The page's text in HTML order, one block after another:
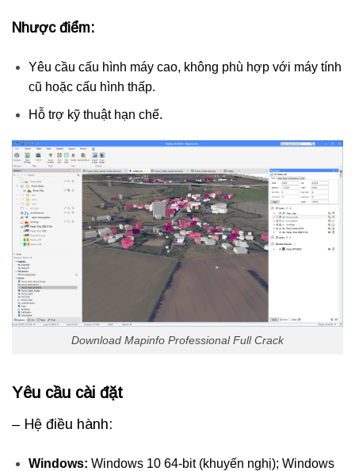
Nhược điểm:
Yêu cầu cấu hình máy cao, không phù hợp với máy tính
cũ hoặc cấu hình thấp.
Hỗ trợ kỹ thuật hạn chế.
Download Mapinfo Professional Full Crack
Yêu cầu cài đặt
– Hệ điều hành:
Windows: Windows 10 64-bit (khuyến nghị); Windows